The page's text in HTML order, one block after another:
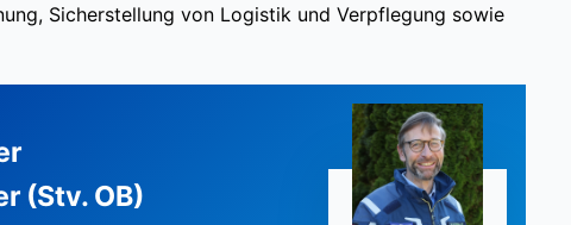
Sicherstellung von Logistik und Verpflegung sowie
(Stv. OB)